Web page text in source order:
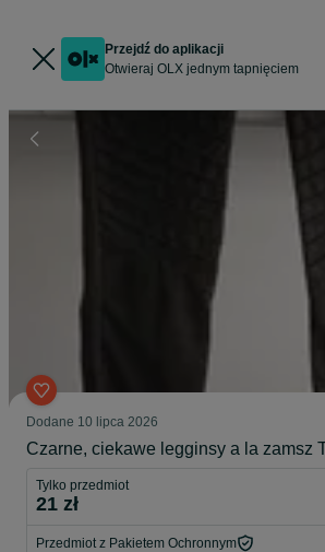
Przejdź do aplikacji
Otwieraj OLX jednym tapnięciem
Dodane 10 lipca 2026
Czarne, ciekawe legginsy a la zamsz
Tylko przedmiot
21 zł
Przedmiot z Pakietem Ochronnym